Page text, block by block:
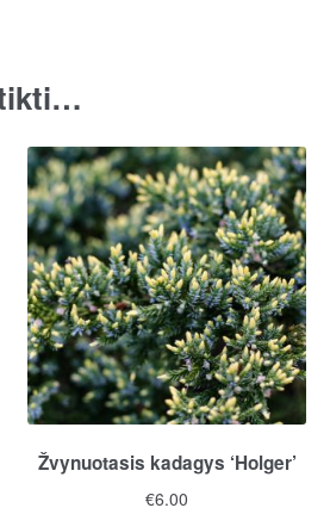
Žvynuotasis kadagys ‘Holger’
€6.00